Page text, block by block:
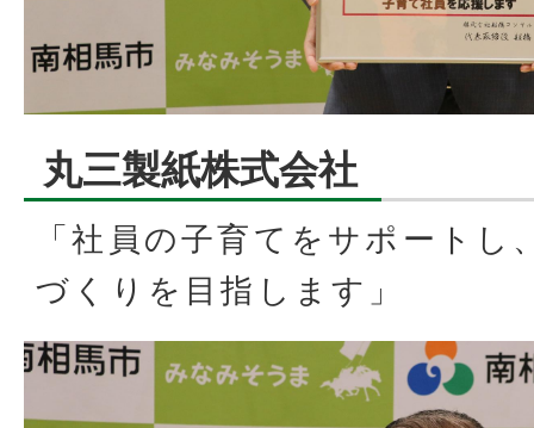
丸三製紙株式会社
「社員の子育てをサポートし
づくりを目指します」